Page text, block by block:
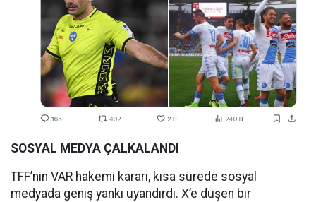
SOSYAL MEDYA ÇALKALANDI
TFF’nin VAR hakemi kararı, kısa sürede sosyal
medyada geniş yankı uyandırdı. X’e düşen bir